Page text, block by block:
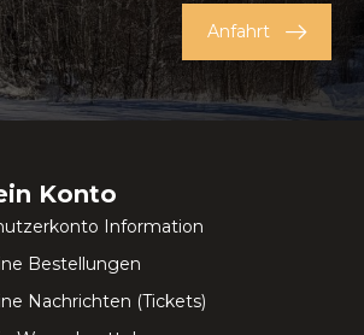
Anfahrt
Konto
Information
Bestellungen
Nachrichten (Tickets)